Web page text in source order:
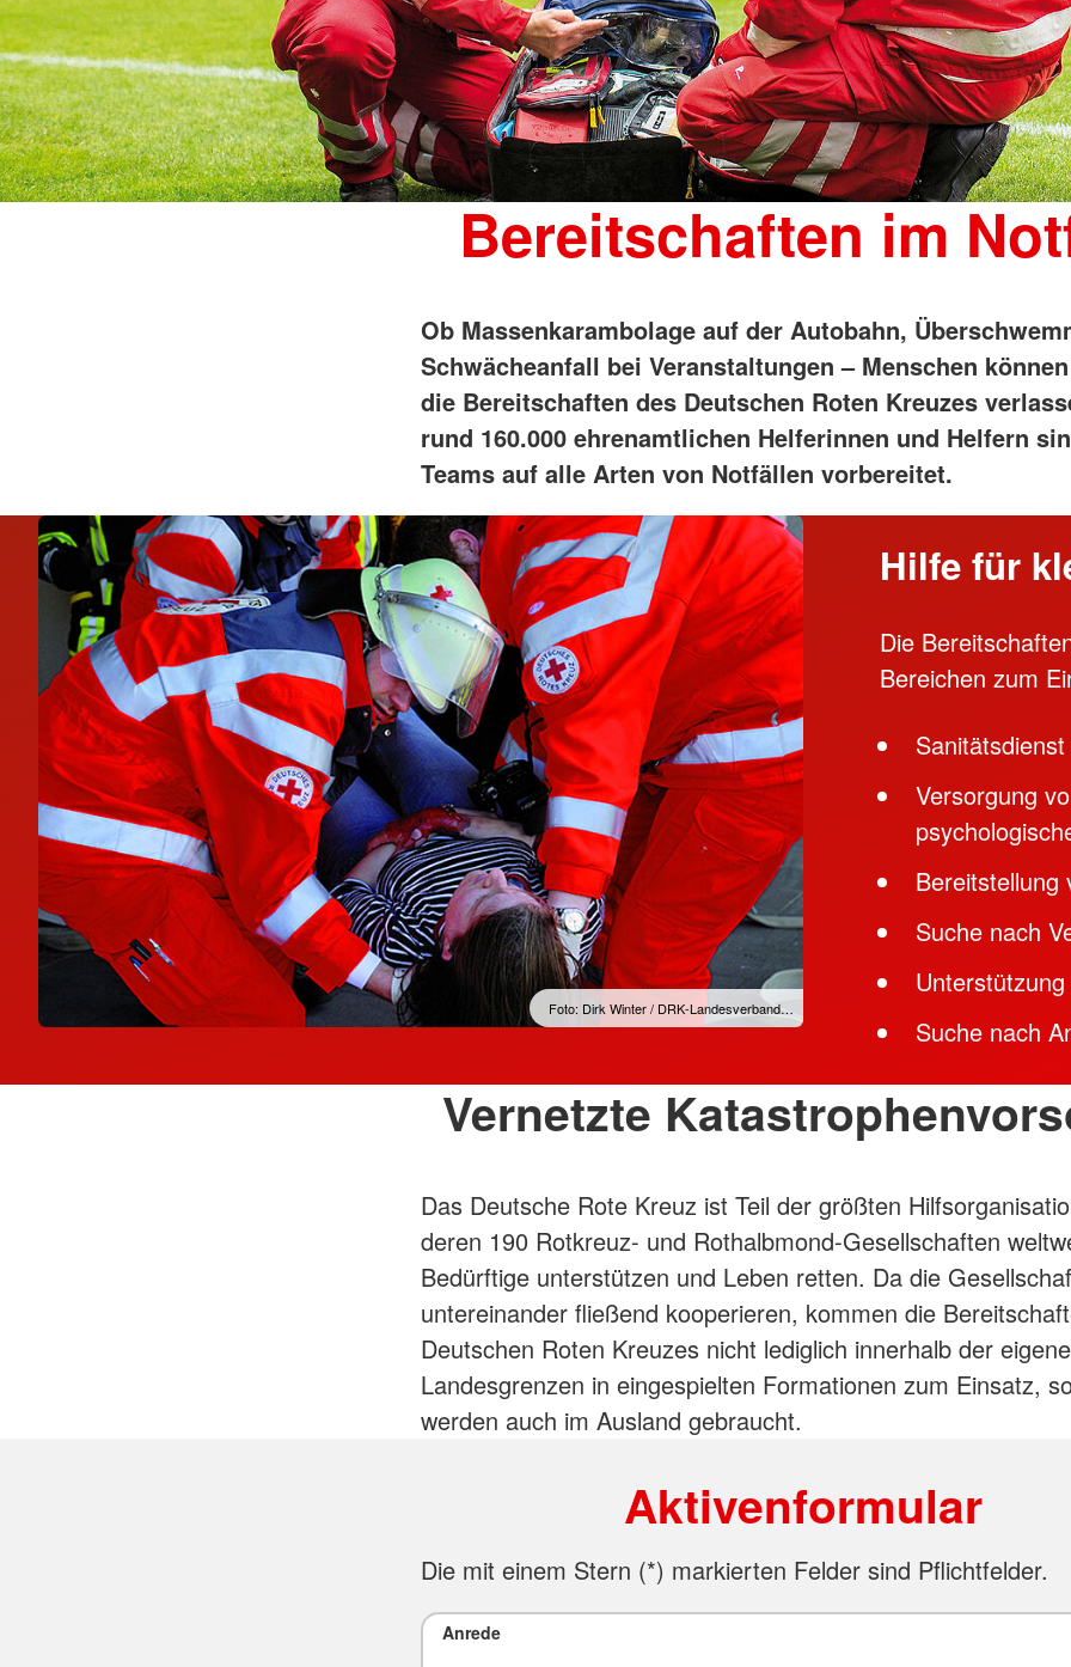
Bereitschaften im
Ob Massenkarambolage auf der Autobahn,
Schwächeanfall bei Veranstaltungen – Menschen
die Bereitschaften des Deutschen Roten Kreuzes
rund 160.000 ehrenamtlichen Helferinnen und Helfern
Teams auf alle Arten von Notfällen vorbereitet.
Foto: Dirk Winter / DRK-Landesverband…
Hilfe für
Die
Bereichen zum
Versorgung
Bereitstellung
Suche nach
Suche nach
Vernetzte
Das Deutsche Rote Kreuz ist Teil der größten
deren 190 Rotkreuz- und Rothalbmond-Gesellschaften
Bedürftige unterstützen und Leben retten. Da die
untereinander fließend kooperieren, kommen die
Deutschen Roten Kreuzes nicht lediglich innerhalb der
Landesgrenzen in eingespielten Formationen zum Einsatz,
werden auch im Ausland gebraucht.
Aktivenformular
Die mit einem Stern (*) markierten Felder sind Pflichtfelder.
Anrede